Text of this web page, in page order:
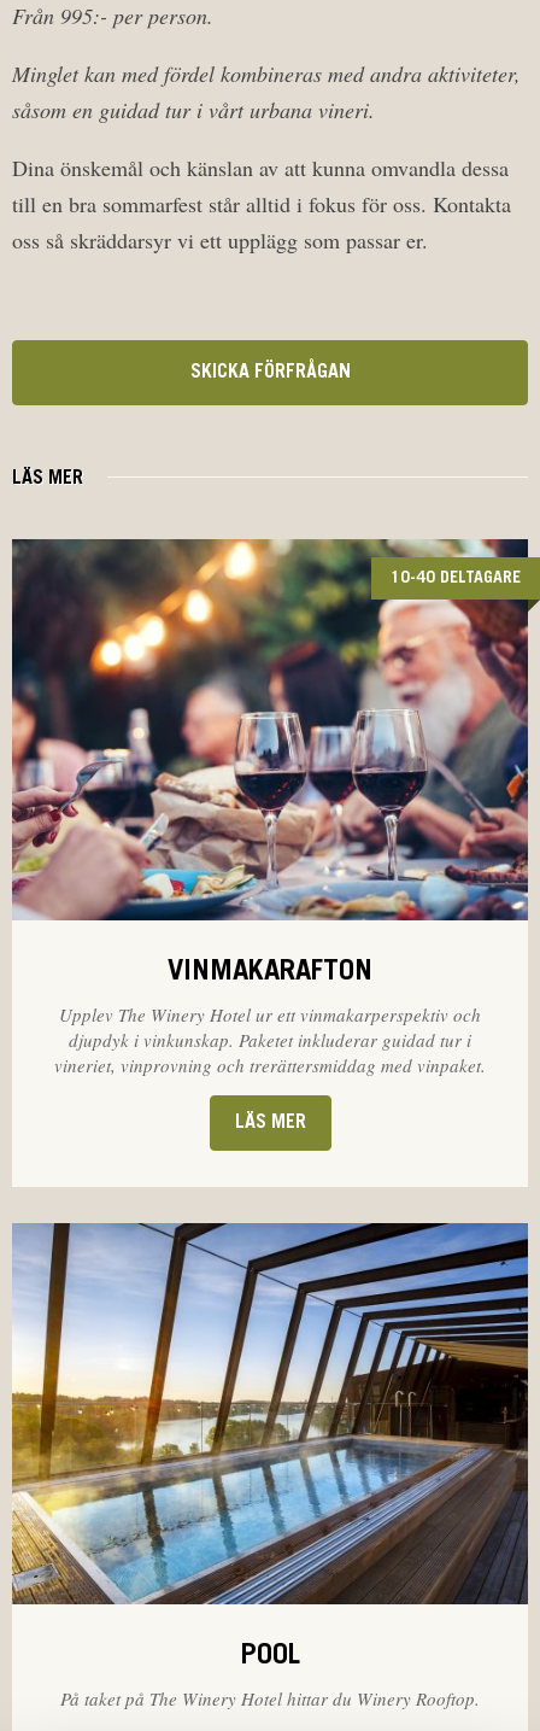
Från 995:- per person.
Minglet kan med fördel kombineras med andra aktiviteter,
såsom en guidad tur i vårt urbana vineri.
Dina önskemål och känslan av att kunna omvandla dessa
till en bra sommarfest står alltid i fokus för oss. Kontakta
oss så skräddarsyr vi ett upplägg som passar er.
SKICKA FÖRFRÅGAN
LÄS MER
10-40 DELTAGARE
VINMAKARAFTON
Upplev The Winery Hotel ur ett vinmakarperspektiv och
djupdyk i vinkunskap. Paketet inkluderar guidad tur i
vineriet, vinprovning och trerättersmiddag med vinpaket.
LÄS MER
POOL
På taket på The Winery Hotel hittar du Winery Rooftop.